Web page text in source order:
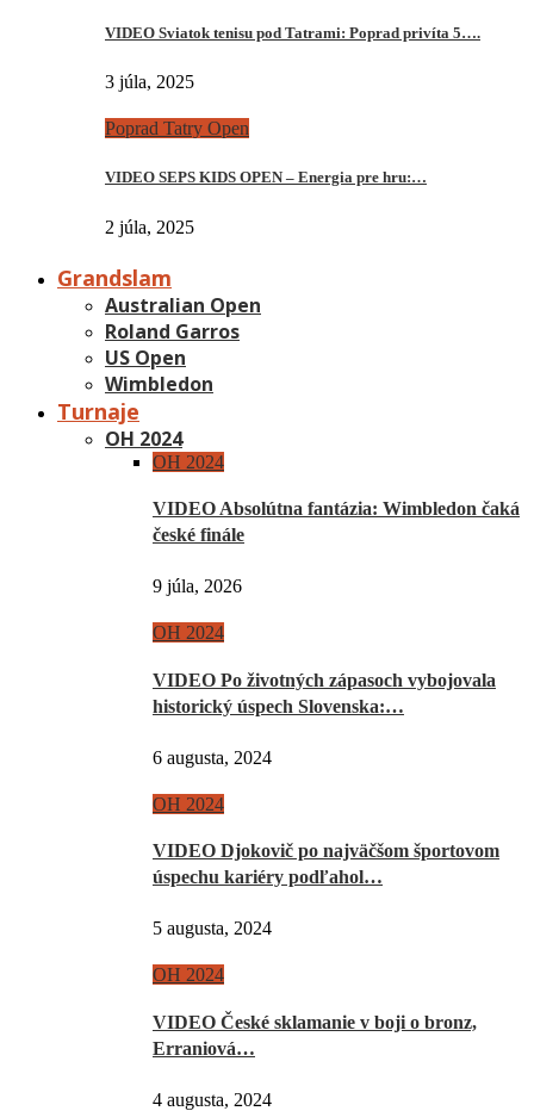
VIDEO Sviatok tenisu pod Tatrami: Poprad privíta 5….
3 júla, 2025
Poprad Tatry Open
VIDEO SEPS KIDS OPEN – Energia pre hru:…
2 júla, 2025
Grandslam
Australian Open
Roland Garros
US Open
Wimbledon
Turnaje
OH 2024
OH 2024
VIDEO Absolútna fantázia: Wimbledon čaká
české finále
9 júla, 2026
OH 2024
VIDEO Po životných zápasoch vybojovala
historický úspech Slovenska:…
6 augusta, 2024
OH 2024
VIDEO Djokovič po najväčšom športovom
úspechu kariéry podľahol…
5 augusta, 2024
OH 2024
VIDEO České sklamanie v boji o bronz,
Erraniová…
4 augusta, 2024